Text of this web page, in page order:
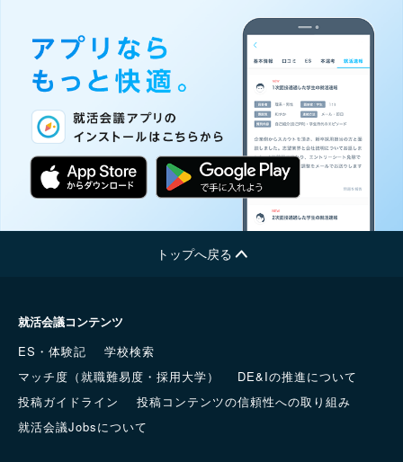
トップへ戻る
就活会議コンテンツ
ES・体験記
学校検索
マッチ度（就職難易度・採用大学）
DE&Iの推進について
投稿ガイドライン
投稿コンテンツの信頼性への取り組み
就活会議Jobsについて